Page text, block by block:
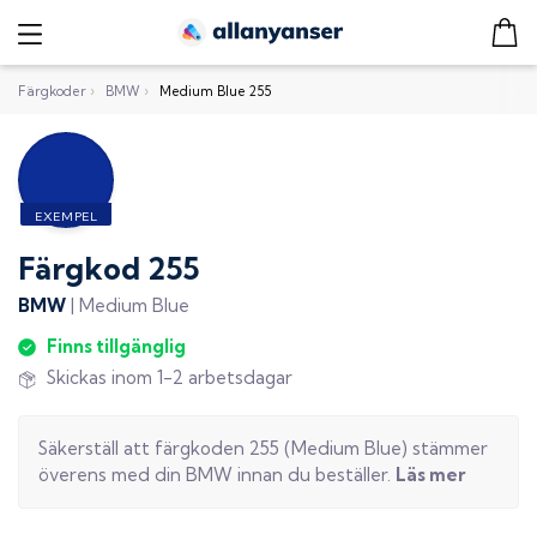
Färgkoder › BMW › Medium Blue 255
Färgkod 255
BMW | Medium Blue
Finns tillgänglig
Skickas inom 1-2 arbetsdagar
Säkerställ att färgkoden 255 (Medium Blue) stämmer
överens med din BMW innan du beställer. Läs mer